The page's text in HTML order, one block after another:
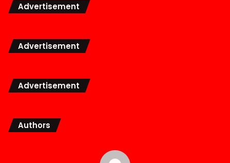
Advertisement
Advertisement
Advertisement
Authors